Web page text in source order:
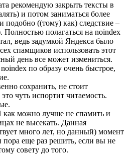
рекомендую закрыть тексты в
и потом заниматься более
подобно ((тому) как) следствие –
Полностью полагаться на noindex
ведь задумкой Яндекса было
спамщиков использовать этот
день все может измениться.
по образу очень быстрое,
сохранить, не стоит
чуть испортит читаемость.
как можно лучше не спамить и
не высекать. Данная
много лет, но данный) момент
пора еще раз решить, если вы не
совету до того.